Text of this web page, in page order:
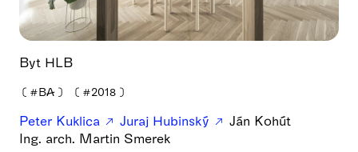
Byt HLB
❪ #BA ❫ ❪ #2018 ❫
Peter Kuklica Juraj Hubinský
Ján Kohút
Ing. arch. Martin Smerek